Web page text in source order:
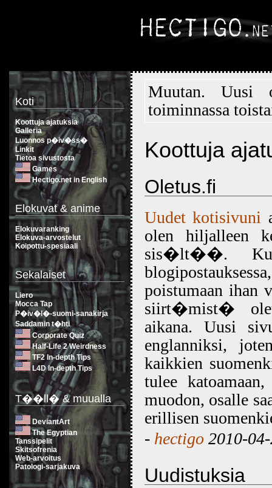
Koti
Koottuja ajatuksia
Galleria
Luonnos p�iv�ss�
Linkit
Tietoa sivustosta
Games
Hectigo.net in English
Elokuvat & anime
Elokuvaranking
Elokuva-arvostelut
Koipottu-spesiaali
Sekalaiset
Liero
Mocca Tap
P�iv�l�-suomi-sanakirja
Saddamin t�hti
Corporate Quiz
Half-Life 2 Weirdness
TF2 In-depth Tips
L4D In-depth Tips
T��ll� & muualla
DeviantArt
The Egyptian
Tanssipelit
Skitsofrenia
Web-arvoitus
Patologi-sarjakuva
Muutan.
toiminnassa
Koottuja
Oletus.fi
Uudet kotisivuni
olen hiljalleen
sis�lt��.
poistumaan
siirt�mist�
aikana. Uusi
englanniksi,
kaikkien
tulee
muodon, osalle
erillisen
- hectigo 2010-
Uudistuksia